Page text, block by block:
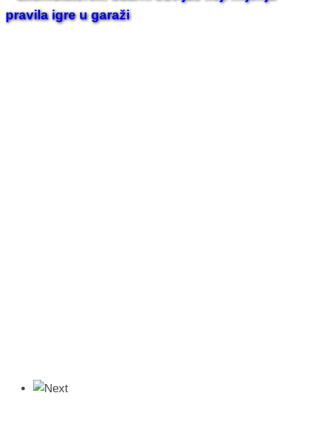
pravila igre u garaži